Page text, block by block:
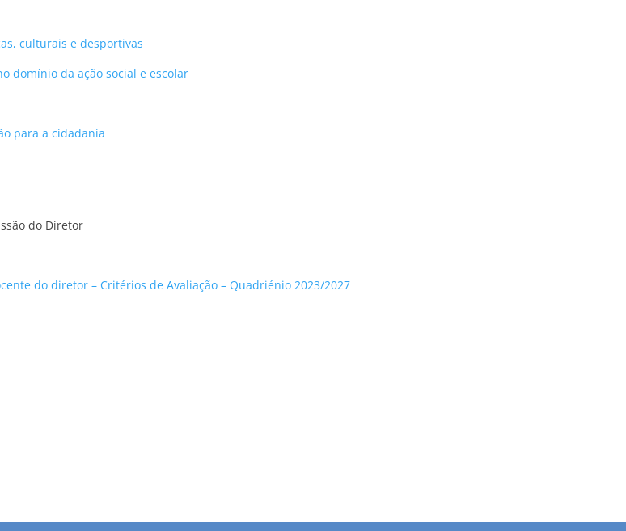
culturais e desportivas
domínio da ação social e escolar
para a cidadania
do Diretor
do diretor – Critérios de Avaliação – Quadriénio 2023/2027